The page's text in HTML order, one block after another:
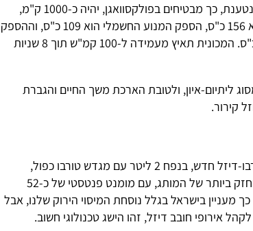
טווח הנסיעה המשולב של ההיברידית הנטענת, כך מבטיחים בפולקסוואגן, יהיה כ-1000 ק"מ,
הספק מנוע הטורבו-בנזין (1.4 ליטר) הוא 156 כ"ס, הספק המנוע החשמלי הוא 109 כ"ס, וההספק
המשולב של שני המנועים מגיע ל-211 כ"ס. המכונית תאיץ מעמידה ל-100 קמ"ש תוך 8 שניות
ליתיום-איון, ולטובת הארכת משך החיים והגברת
קירור.
עם הפאסאט תציג פולקסוואגן מנוע טורבו-דיזל חדש, בנפח 2 ליטר עם מגדש טורבו כפול,
והספק של 240 כ"ס, וזהו מנוע הדיזל החזק ביותר של המותג, עם מומנט פנטסטי של כ-52
מעניין בישראל בגלל נוסחת המיסוי הירוק שלנו, אבל
אירופי חובב דיזל, זהו הישג טכנולוגי חשוב.